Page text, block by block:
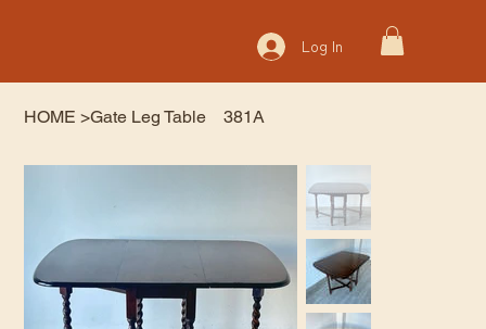
Log In
HOME >Gate Leg Table 381A